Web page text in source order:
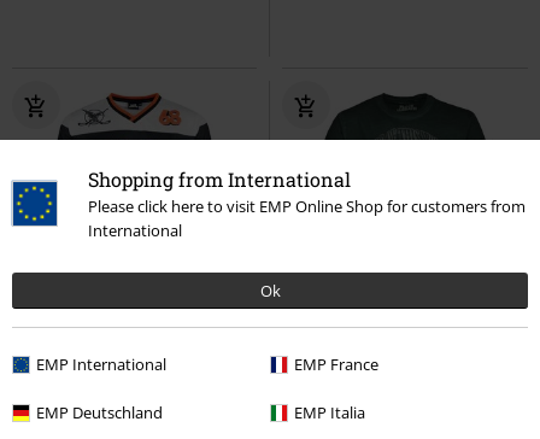
Shopping from International
Please click here to visit EMP Online Shop for customers from
International
Ok
EMP International EMP France
EMP Deutschland EMP Italia
vanaf€ 53,99
Hockey Jersey
Black Sabbath
Jersey
vanaf€ 22,94
Lord Of This World
Sabbath